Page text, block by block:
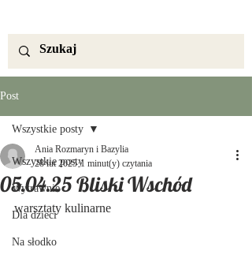
Post
Wszystkie posty
Wytrawnie
Dla dzieci
Na słodko
Wszystkie posty
05.04.25 Bliski Wschód
Ania Rozmaryn i Bazylia
28 lut 2025 1 minut(y) czytania
warsztaty kulinarne